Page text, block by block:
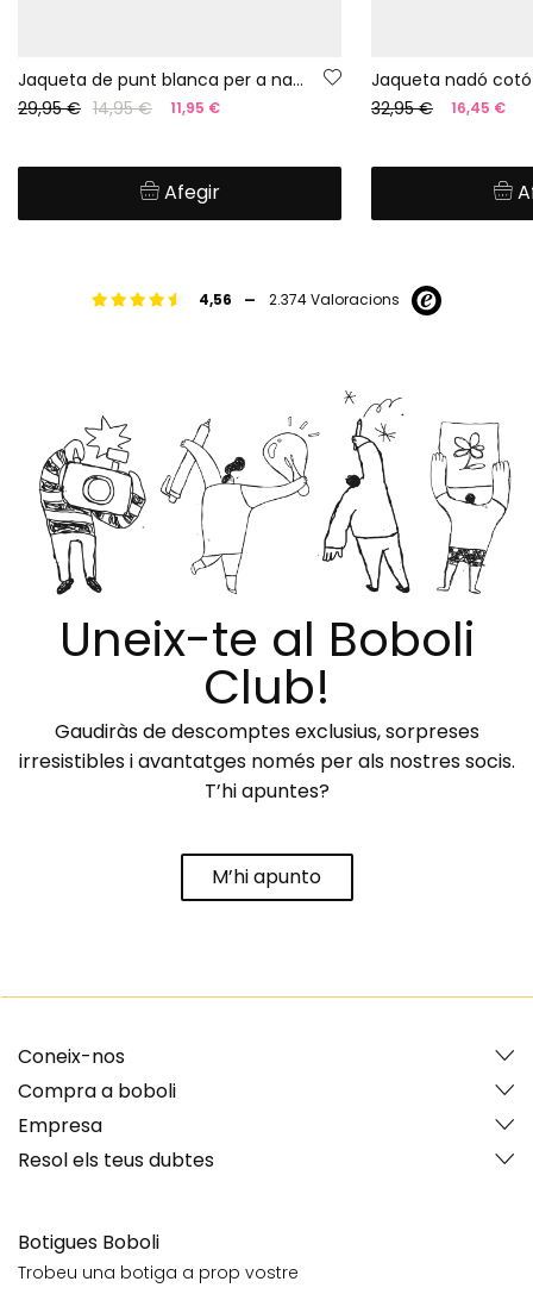
Jaqueta de punt blanca per a nadó
29,95 € 14,95 € 11,95 €
Afegir
Jaqueta nadó
32,95 €
16,45 €
4,56 - 2.374 Valoracions
Uneix-te al Boboli
Club!
Gaudiràs de descomptes exclusius, sorpreses
irresistibles i avantatges només per als nostres socis.
T’hi apuntes?
M’hi apunto
Coneix-nos
Compra a boboli
Empresa
Resol els teus dubtes
Botigues Boboli
Trobeu una botiga a prop vostre